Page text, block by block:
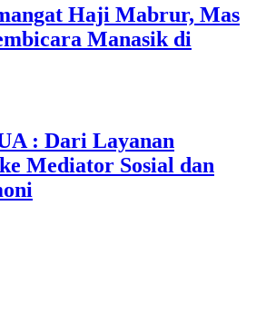
Haji Mabrur, Mas
Manasik di
: Dari Layanan
Mediator Sosial dan